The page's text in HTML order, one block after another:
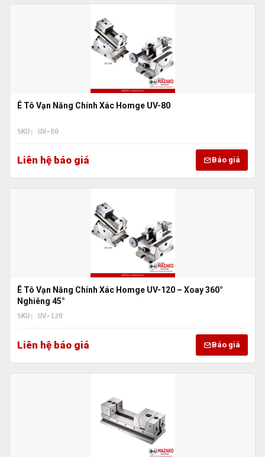
Ê Tô Vạn Năng Chính Xác Homge UV-80
SKU: UV-80
Liên hệ báo giá Báo giá
Ê Tô Vạn Năng Chính Xác Homge UV-120 – Xoay 360°
Nghiêng 45°
SKU: UV-120
Liên hệ báo giá Báo giá